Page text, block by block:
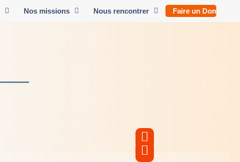
Nos missions Nous rencontrer Faire un Don